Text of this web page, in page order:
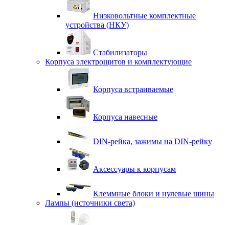
Низковольтные комплектные
устройства (НКУ)
Стабилизаторы
Корпуса электрощитов и комплектующие
Корпуса встраиваемые
Корпуса навесные
DIN-рейка, зажимы на DIN-рейку
Аксессуары к корпусам
Клеммные блоки и нулевые шины
Лампы (источники света)